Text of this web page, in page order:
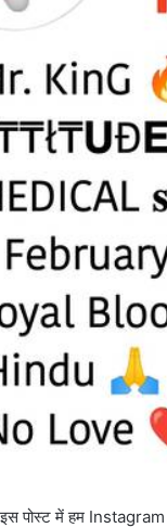
पोस्ट में हम